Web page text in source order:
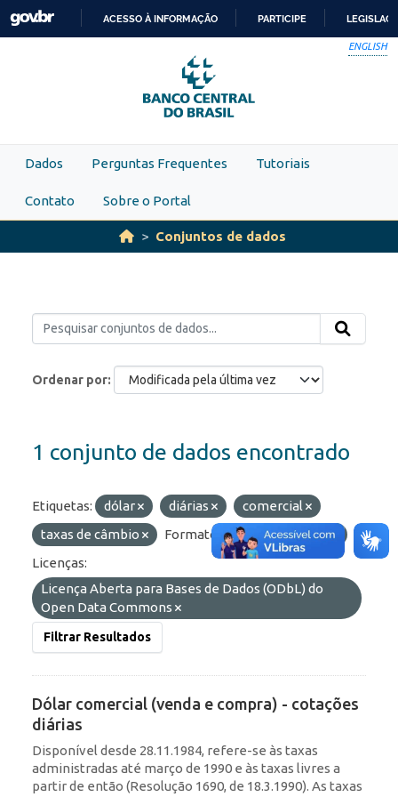
Skip to main content
PARA
O
CONTEÚDO
ACESSO À INFORMAÇÃO PARTICIPE
ENGLISH
Dados Perguntas Frequentes Tutoriais
Contato Sobre o Portal
Conjuntos de dados
Ordenar por
1 conjunto de dados encontrado
Etiquetas: dólar diárias
comercial
taxas de câmbio
Formatos: API
HTML
Licenças:
Licença Aberta para Bases de Dados (ODbL) do
Open Data Commons
Filtrar Resultados
Dólar comercial (venda e compra) - cotações
diárias
Disponível desde 28.11.1984, refere-se às taxas
administradas até março de 1990 e às taxas livres a
partir de então (Resolução 1690, de 18.3.1990). As taxas